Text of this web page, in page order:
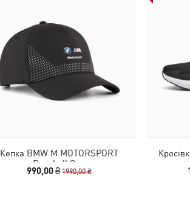
Кепка BMW M MOTORSPORT
Baseball Cap
990,00 ₴1990,00 ₴